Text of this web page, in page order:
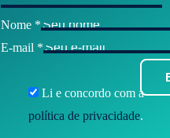
Nome *
E-mail *
Li e concordo com a
política de privacidade.